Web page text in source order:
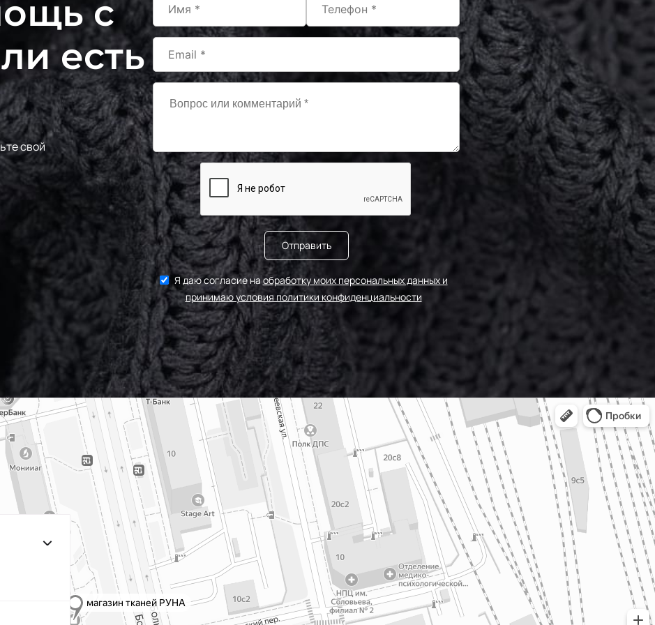
2Зел.Бирюза
МП-20-F236/2
2Бирюзовый
2400000683230
243/1
голубая
МП-20-F201/1
F222/1 1Морская
волна
S198/1
1Бирюзовый
2400000683223
243/2
2Бл.Бирюзовый
S248 Св.Бирюза 2400000683254
203/3
3Т.Бирюзовый
МП-20-203/3
F201/2 2Лагуна
голубая
МП-20-F201/2
249/1 Аквамарин
(Т.Бирюзовый)
МП-20-249/1
198 1Бирюзовый
МП-20-198
203/2
2Т.Бирюзовый
МП-20-203/2
193 1Св.Бирюзовый
МП-20-193
249/2
Аквамарин(Т.Бирюзовый)
МП-20-
245 2Бирюзовый
МП-20-245
F222/2 2Морская
волна
МП-20-F222/2
с
есть
свой
Отправить
Я даю согласие наобработку моих персональных данных и
принимаю условия политики конфиденциальности